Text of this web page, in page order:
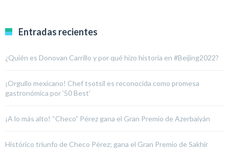
Entradas recientes
¿Quién es Donovan Carrillo y por qué hizo historia en #Beijing2022?
¡Orgullo mexicano! Chef tsotsil es reconocida como promesa
gastronómica por ’50 Best’
¡A lo más alto! “Checo” Pérez gana el Gran Premio de Azerbaiyán
Histórico triunfo de Checo Pérez; gana el Gran Premio de Sakhir